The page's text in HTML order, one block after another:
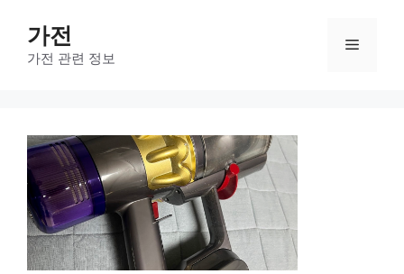
가전
가전 관련 정보
메